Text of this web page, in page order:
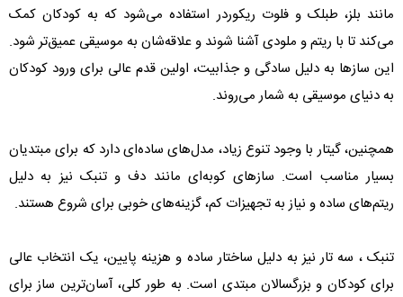
مانند بلز، طبلک و فلوت ریکوردر استفاده می‌شود که به کودکان کمک
می‌کند تا با ریتم و ملودی آشنا شوند و علاقه‌شان به موسیقی عمیق‌تر شود.
این سازها به دلیل سادگی و جذابیت، اولین قدم عالی برای ورود کودکان
به دنیای موسیقی به شمار می‌روند.
همچنین، گیتار با وجود تنوع زیاد، مدل‌های ساده‌ای دارد که برای مبتدیان
بسیار مناسب است. سازهای کوبه‌ای مانند دف و تنبک نیز به دلیل
ریتم‌های ساده و نیاز به تجهیزات کم، گزینه‌های خوبی برای شروع هستند.
تنبک ، سه تار نیز به دلیل ساختار ساده و هزینه پایین، یک انتخاب عالی
برای کودکان و بزرگسالان مبتدی است. به طور کلی، آسان‌ترین ساز برای